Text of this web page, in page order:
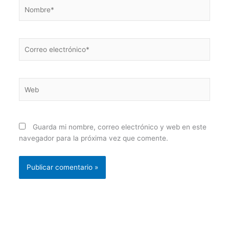
electrónico*
Guarda mi nombre, correo electrónico y web en este
navegador para la próxima vez que comente.